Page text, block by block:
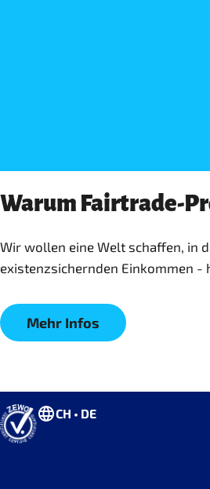
Warum Fairtrade-
Wir wollen eine Welt schaffen, in
existenzsichernden Einkommen -
Mehr Infos
CH • DE